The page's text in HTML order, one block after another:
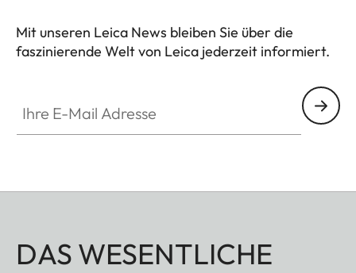
Mit unseren Leica News bleiben Sie über die
faszinierende Welt von Leica jederzeit informiert.
DAS WESENTLICHE